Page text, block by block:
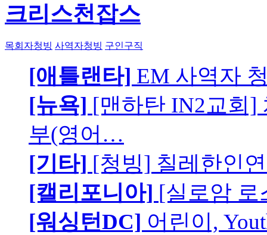
크리스천잡스
목회자청빙 사역자청빙 구인구직
[애틀랜타] EM 사역자
[뉴욕] [맨하탄 IN2교회]
부(영어…
[기타] [청빙] 칠레한인
[캘리포니아] [실로암 로
[워싱턴DC] 어린이,